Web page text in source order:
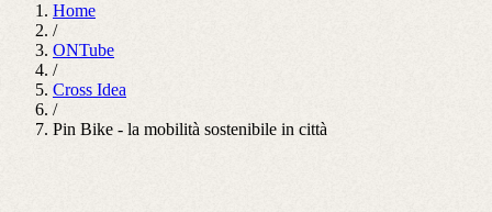
Home
/
ONTube
/
Cross Idea
/
Pin Bike - la mobilità sostenibile in città